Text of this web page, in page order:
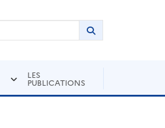
Inventaire Rechercher
Lancer la
LES
PUBLICATIONS